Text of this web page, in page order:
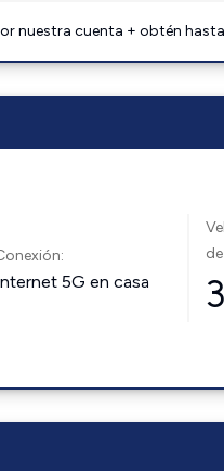
nuestra cuenta + obtén
5G en casa